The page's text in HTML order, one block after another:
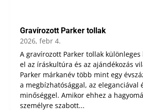
Gravírozott Parker tollak
2026, febr 4.
A gravírozott Parker tollak
el az íráskultúra és az ajándékozás
Parker márkanév több mint egy
a megbízhatósággal, az eleganciával
minőséggel. Amikor ehhez a
személyre szabott...